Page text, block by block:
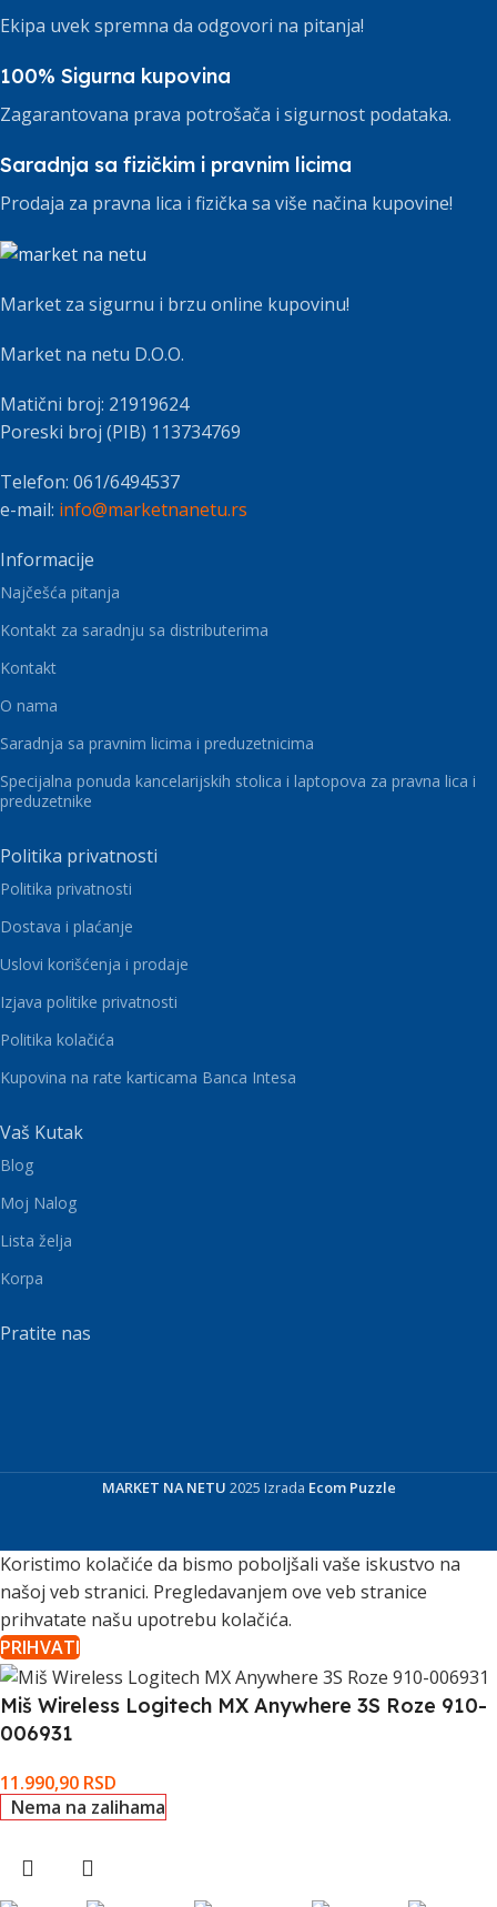
Ekipa uvek spremna da odgovori na pitanja!
100% Sigurna kupovina
Zagarantovana prava potrošača i sigurnost podataka.
Saradnja sa fizičkim i pravnim licima
Prodaja za pravna lica i fizička sa više načina kupovine!
Market za sigurnu i brzu online kupovinu!
Market na netu D.O.O.
Matični broj: 21919624
Poreski broj (PIB) 113734769
Telefon: 061/6494537
e-mail: info@marketnanetu.rs
Informacije
Najčešća pitanja
Kontakt za saradnju sa distributerima
Kontakt
O nama
Saradnja sa pravnim licima i preduzetnicima
Specijalna ponuda kancelarijskih stolica i laptopova za pravna lica i
preduzetnike
Politika privatnosti
Politika privatnosti
Dostava i plaćanje
Uslovi korišćenja i prodaje
Izjava politike privatnosti
Politika kolačića
Kupovina na rate karticama Banca Intesa
Vaš Kutak
Blog
Moj Nalog
Lista želja
Korpa
Pratite nas
MARKET NA NETU 2025 Izrada Ecom Puzzle
Koristimo kolačiće da bismo poboljšali vaše iskustvo na
našoj veb stranici. Pregledavanjem ove veb stranice
prihvatate našu upotrebu kolačića.
PRIHVATI
Miš Wireless Logitech MX Anywhere 3S Roze 910-
006931
11.990,90 RSD
Nema na zalihama